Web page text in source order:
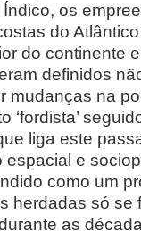
os
do
do continente e
definidos
mudanças na
‘fordista’
liga este
e
como um
herdadas só se
as